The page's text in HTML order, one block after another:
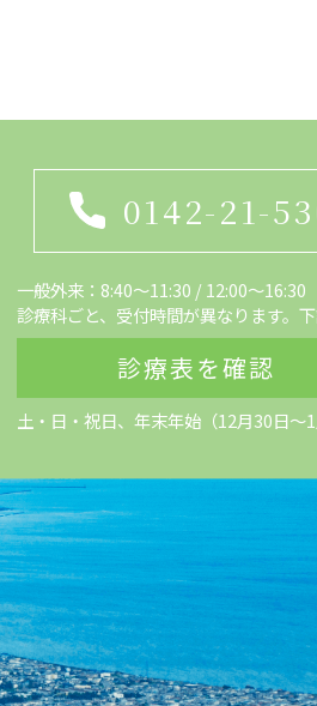
0142-21-
一般外来：8:40～11:30 /12:00〜16:30
診療科ごと、受付時間が異なります。
診療表を確認
土・日・祝日、年末年始（12月30日～1